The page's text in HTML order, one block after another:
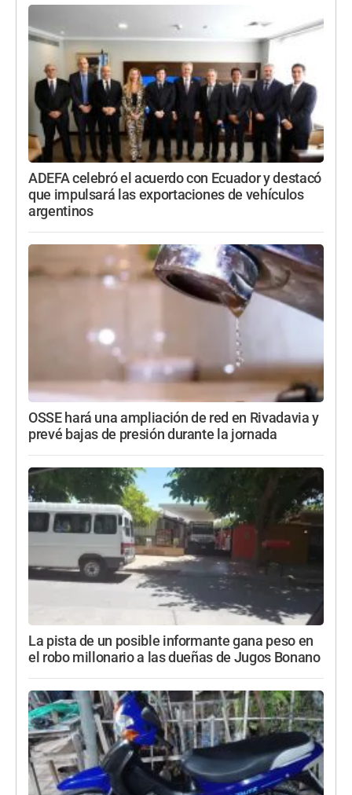
ADEFA celebró el acuerdo con Ecuador y destacó
que impulsará las exportaciones de vehículos
argentinos
OSSE hará una ampliación de red en Rivadavia y
prevé bajas de presión durante la jornada
La pista de un posible informante gana peso en
el robo millonario a las dueñas de Jugos Bonano